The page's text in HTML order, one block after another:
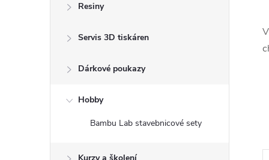
Resiny
Servis 3D tiskáren
Dárkové poukazy
Hobby
Bambu Lab stavebnicové sety